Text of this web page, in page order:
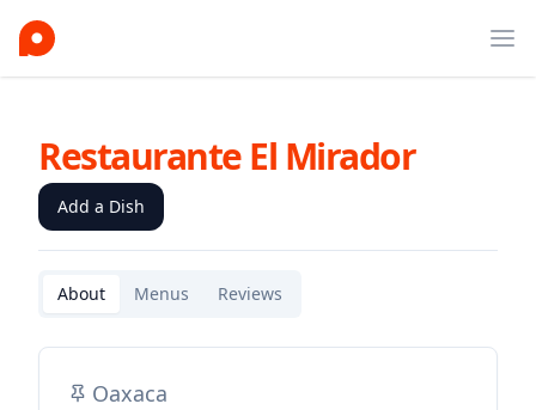
Restaurante El Mirador
Add a Dish
About Menus Reviews
Oaxaca